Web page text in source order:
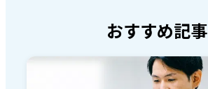
おすすめ記事